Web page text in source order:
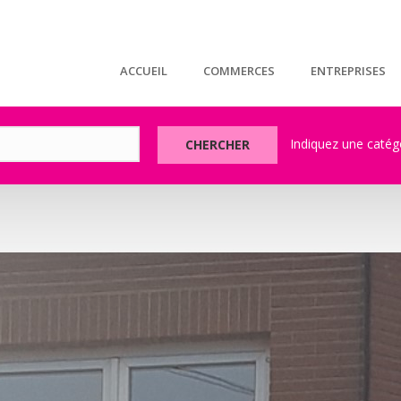
ACCUEIL COMMERCES ENTREPRISES
CHERCHER